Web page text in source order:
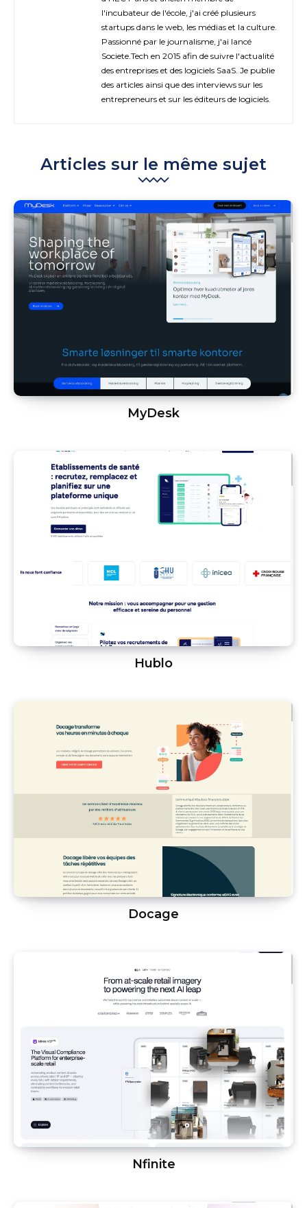
l'incubateur de l'école, j'ai créé plusieurs
startups dans le web, les médias et la culture.
Passionné par le journalisme, j'ai lancé
Societe.Tech en 2015 afin de suivre l'actualité
des entreprises et des logiciels SaaS. Je publie
des articles ainsi que des interviews sur les
entrepreneurs et sur les éditeurs de logiciels.
Articles sur le même sujet
MyDesk
Hublo
Docage
Nfinite